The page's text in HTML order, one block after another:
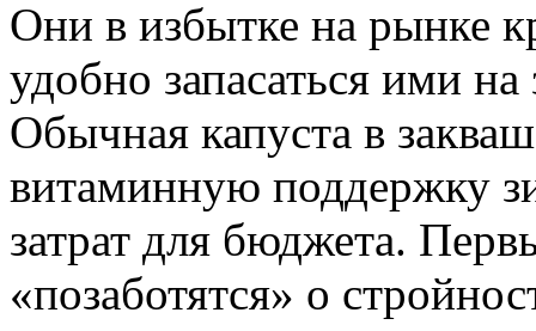
Они в избытке на рынке
удобно запасаться ими
Обычная капуста в
витаминную поддержку
затрат для бюджета.
«позаботятся» о